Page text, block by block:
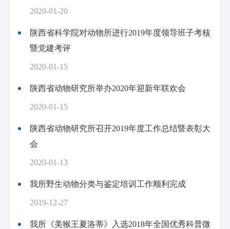
2020-01-20
陕西省科学院对动物所进行2019年度领导班子考核
暨党建考评
2020-01-15
陕西省动物研究所举办2020年迎新年联欢会
2020-01-15
陕西省动物研究所召开2019年度工作总结暨表彰大
会
2020-01-13
我所野生动物分类与鉴定培训工作顺利完成
2019-12-27
我所《美猴王夏洛蒂》入选2018年全国优秀科普微